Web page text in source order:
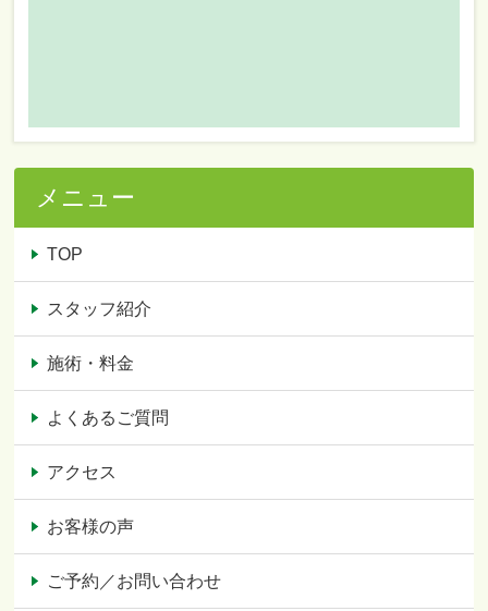
メニュー
TOP
スタッフ紹介
施術・料金
よくあるご質問
アクセス
お客様の声
ご予約／お問い合わせ